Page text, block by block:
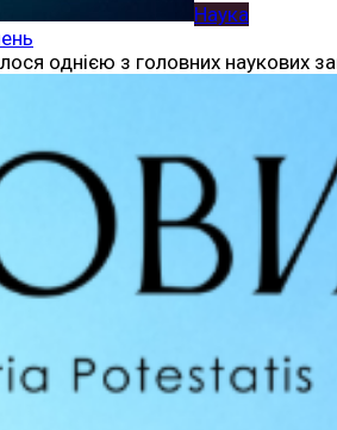
Наука
однією з головних наукових